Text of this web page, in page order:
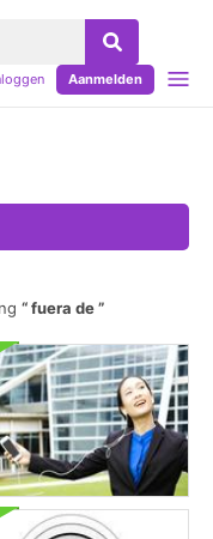
Aanmelden
fuera de